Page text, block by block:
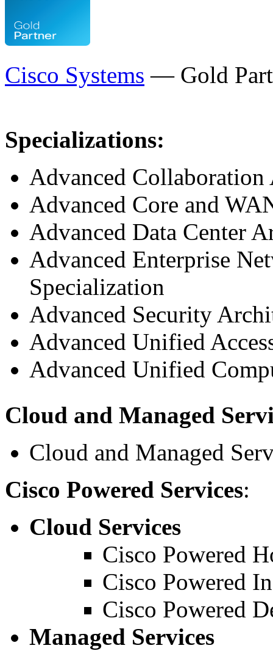
Cisco Systems — Gold
Specializations:
Advanced
Advanced Core and
Advanced Data Center
Advanced Enterprise
Specialization
Advanced Security
Advanced Unified
Advanced Unified
Cloud and Managed
Cloud and Managed
Cisco Powered Services:
Cloud Services
Cisco Powered
Cisco Powered
Cisco Powered
Managed Services